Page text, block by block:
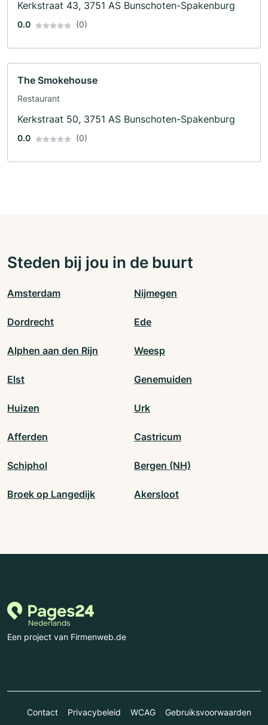
Kerkstraat 43, 3751 AS Bunschoten-Spakenburg
0.0 (0)
The Smokehouse
Restaurant
Kerkstraat 50, 3751 AS Bunschoten-Spakenburg
0.0 (0)
Steden bij jou in de buurt
Amsterdam Nijmegen
Dordrecht Ede
Alphen aan den Rijn Weesp
Elst Genemuiden
Huizen Urk
Afferden Castricum
Schiphol Bergen (NH)
Broek op Langedijk Akersloot
Een project van Firmenweb.de
Contact Privacybeleid WCAG
Gebruiksvoorwaarden